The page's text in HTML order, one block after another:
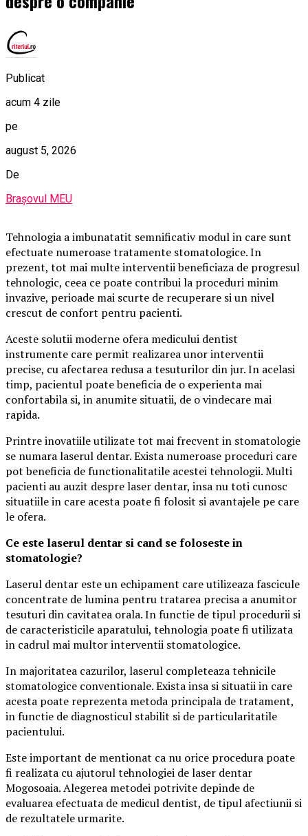
Publicat
acum 4 zile
pe
august 5, 2026
De
Brașovul MEU
Tehnologia a imbunatatit semnificativ modul in care sunt
efectuate numeroase tratamente stomatologice. In
prezent, tot mai multe interventii beneficiaza de progresul
tehnologic, ceea ce poate contribui la proceduri minim
invazive, perioade mai scurte de recuperare si un nivel
crescut de confort pentru pacienti.
Aceste solutii moderne ofera medicului dentist
instrumente care permit realizarea unor interventii
precise, cu afectarea redusa a tesuturilor din jur. In acelasi
timp, pacientul poate beneficia de o experienta mai
confortabila si, in anumite situatii, de o vindecare mai
rapida.
Printre inovatiile utilizate tot mai frecvent in stomatologie
se numara laserul dentar. Exista numeroase proceduri care
pot beneficia de functionalitatile acestei tehnologii. Multi
pacienti au auzit despre laser dentar, insa nu toti cunosc
situatiile in care acesta poate fi folosit si avantajele pe care
le ofera.
Ce este laserul dentar si cand se foloseste in
stomatologie?
Laserul dentar este un echipament care utilizeaza fascicule
concentrate de lumina pentru tratarea precisa a anumitor
tesuturi din cavitatea orala. In functie de tipul procedurii si
de caracteristicile aparatului, tehnologia poate fi utilizata
in cadrul mai multor interventii stomatologice.
In majoritatea cazurilor, laserul completeaza tehnicile
stomatologice conventionale. Exista insa si situatii in care
acesta poate reprezenta metoda principala de tratament,
in functie de diagnosticul stabilit si de particularitatile
pacientului.
Este important de mentionat ca nu orice procedura poate
fi realizata cu ajutorul tehnologiei de laser dentar
Mogosoaia. Alegerea metodei potrivite depinde de
evaluarea efectuata de medicul dentist, de tipul afectiunii si
de rezultatele urmarite.